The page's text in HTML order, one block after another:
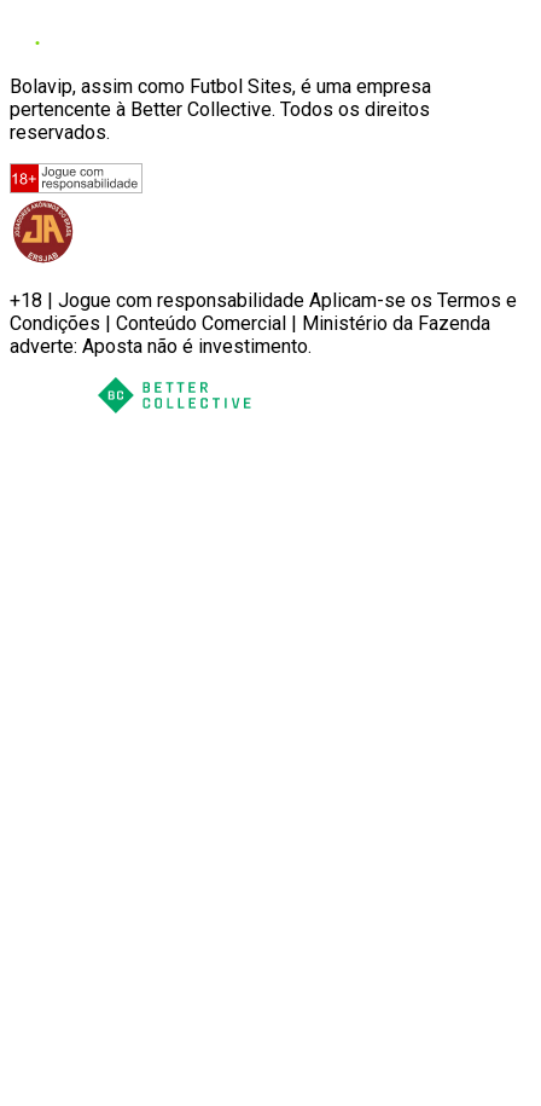
Bolavip, assim como Futbol Sites, é uma empresa
pertencente à Better Collective. Todos os direitos
reservados.
+18 | Jogue com responsabilidade Aplicam-se os Termos e
Condições | Conteúdo Comercial | Ministério da Fazenda
adverte: Aposta não é investimento.